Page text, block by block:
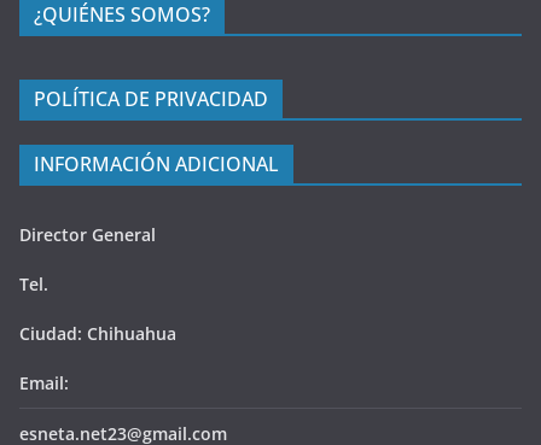
¿QUIÉNES SOMOS?
POLÍTICA DE PRIVACIDAD
INFORMACIÓN ADICIONAL
Director General
Tel.
Ciudad: Chihuahua
Email:
esneta.net23@gmail.com